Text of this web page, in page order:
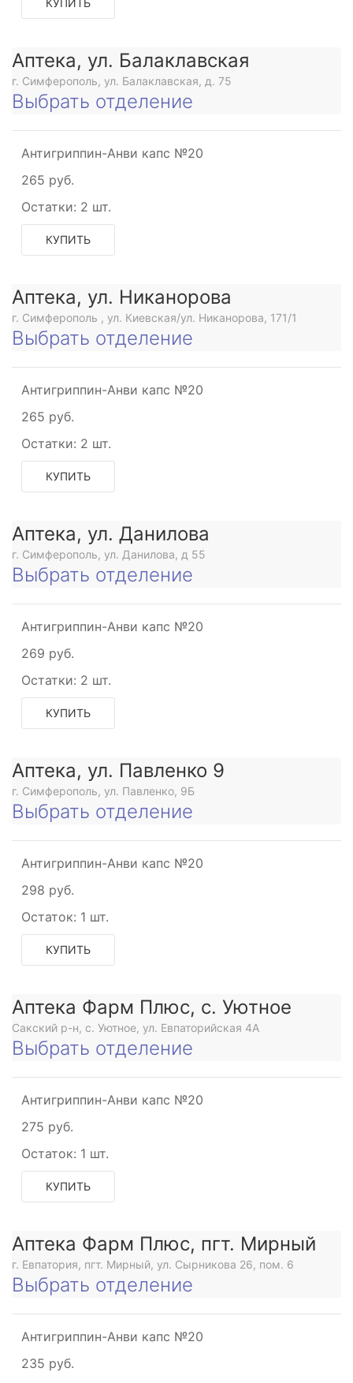
Аптека, ул. Балаклавская
г. Симферополь, ул. Балаклавская, д. 75
Выбрать отделение
Антигриппин-Анви капс №20
265 руб.
Остатки: 2 шт.
КУПИТЬ
Аптека, ул. Никанорова
г. Симферополь , ул. Киевская/ул. Никанорова, 171/1
Выбрать отделение
Антигриппин-Анви капс №20
265 руб.
Остатки: 2 шт.
КУПИТЬ
Аптека, ул. Данилова
г. Симферополь, ул. Данилова, д 55
Выбрать отделение
Антигриппин-Анви капс №20
269 руб.
Остатки: 2 шт.
КУПИТЬ
Аптека, ул. Павленко 9
г. Симферополь, ул. Павленко, 9Б
Выбрать отделение
Антигриппин-Анви капс №20
298 руб.
Остаток: 1 шт.
КУПИТЬ
Аптека Фарм Плюс, с. Уютное
Сакский р-н, с. Уютное, ул. Евпаторийская 4А
Выбрать отделение
Антигриппин-Анви капс №20
275 руб.
Остаток: 1 шт.
КУПИТЬ
Аптека Фарм Плюс, пгт. Мирный
г. Евпатория, пгт. Мирный, ул. Сырникова 26, пом. 6
Выбрать отделение
Антигриппин-Анви капс №20
235 руб.